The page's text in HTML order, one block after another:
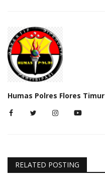
Humas Polres Flores Timur
RELATED POSTING